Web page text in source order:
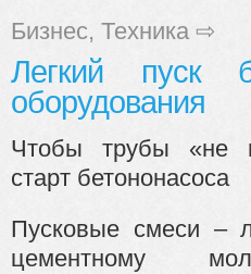
Бизнес, Техника ⇨
Легкий пуск
оборудования
Чтобы трубы «не
старт бетононасоса
Пусковые смеси –
цементному